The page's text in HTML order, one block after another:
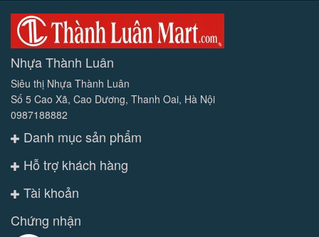
Nhựa Thành Luân
Siêu thị Nhựa Thành Luân
Số 5 Cao Xã, Cao Dương, Thanh Oai, Hà Nội
0987188882
Danh mục sản phẩm
Hỗ trợ khách hàng
Tài khoản
Chứng nhận